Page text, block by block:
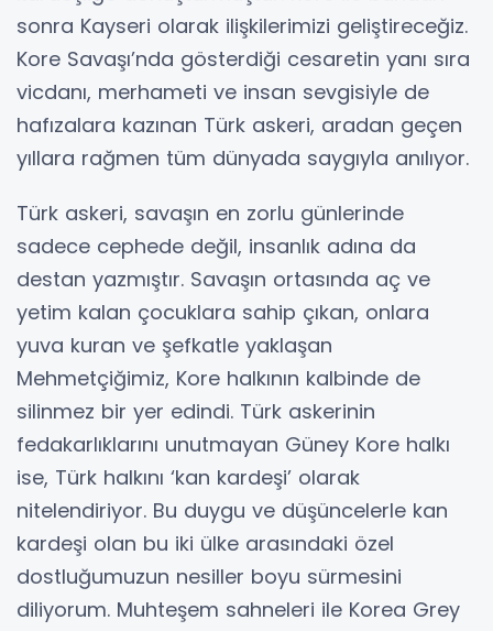
sonra Kayseri olarak ilişkilerimizi geliştireceğiz.
Kore Savaşı’nda gösterdiği cesaretin yanı sıra
vicdanı, merhameti ve insan sevgisiyle de
hafızalara kazınan Türk askeri, aradan geçen
yıllara rağmen tüm dünyada saygıyla anılıyor.
Türk askeri, savaşın en zorlu günlerinde
sadece cephede değil, insanlık adına da
destan yazmıştır. Savaşın ortasında aç ve
yetim kalan çocuklara sahip çıkan, onlara
yuva kuran ve şefkatle yaklaşan
Mehmetçiğimiz, Kore halkının kalbinde de
silinmez bir yer edindi. Türk askerinin
fedakarlıklarını unutmayan Güney Kore halkı
ise, Türk halkını ‘kan kardeşi’ olarak
nitelendiriyor. Bu duygu ve düşüncelerle kan
kardeşi olan bu iki ülke arasındaki özel
dostluğumuzun nesiller boyu sürmesini
diliyorum. Muhteşem sahneleri ile Korea Grey